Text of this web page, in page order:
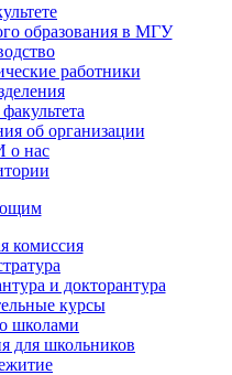
образования в МГУ
работники
об организации
нас
комиссия
и докторантура
курсы
школами
для школьников